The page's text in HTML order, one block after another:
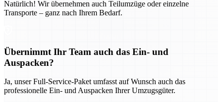
Natürlich! Wir übernehmen auch Teilumzüge oder einzelne
Transporte – ganz nach Ihrem Bedarf.
Übernimmt Ihr Team auch das Ein- und
Auspacken?
Ja, unser Full-Service-Paket umfasst auf Wunsch auch das
professionelle Ein- und Auspacken Ihrer Umzugsgüter.